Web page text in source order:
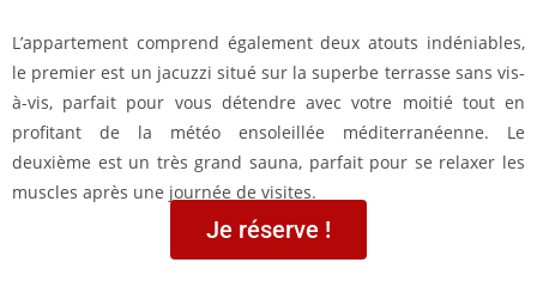
L’appartement comprend également deux atouts indéniables,
le premier est un jacuzzi situé sur la superbe terrasse sans vis-
à-vis, parfait pour vous détendre avec votre moitié tout en
profitant de la météo ensoleillée méditerranéenne. Le
deuxième est un très grand sauna, parfait pour se relaxer les
muscles après une journée de visites.
Je réserve !